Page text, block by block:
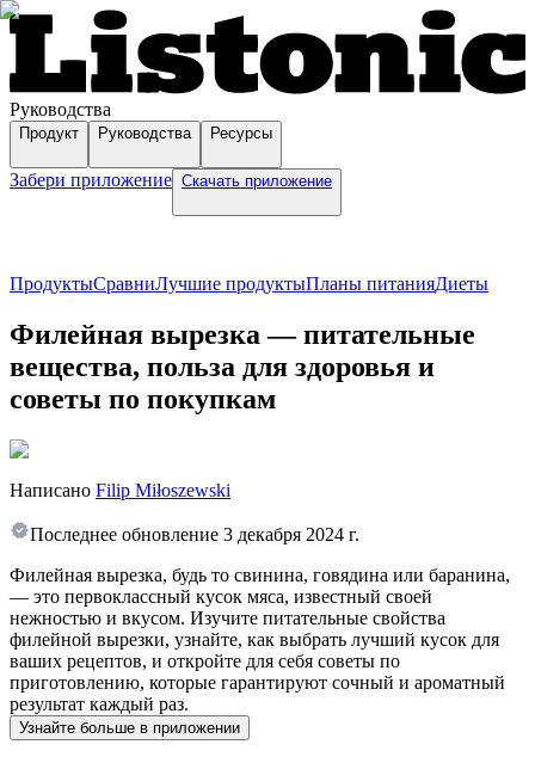
Руководства
Продукт Руководства Ресурсы
Забери приложение Скачать приложение
ПродуктыСравниЛучшие продуктыПланы питанияДиеты
Филейная вырезка — питательные
вещества, польза для здоровья и
советы по покупкам
Написано Filip Miłoszewski
Последнее обновление 3 декабря 2024 г.
Филейная вырезка, будь то свинина, говядина или баранина,
— это первоклассный кусок мяса, известный своей
нежностью и вкусом. Изучите питательные свойства
филейной вырезки, узнайте, как выбрать лучший кусок для
ваших рецептов, и откройте для себя советы по
приготовлению, которые гарантируют сочный и ароматный
результат каждый раз.
Узнайте больше в приложении